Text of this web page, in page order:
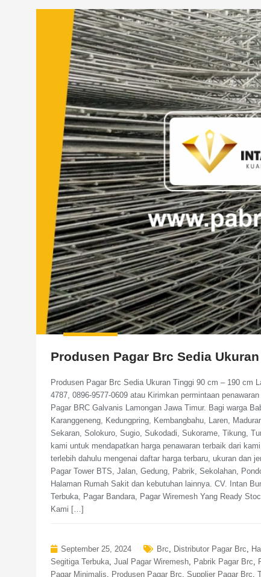
Produsen Pagar Brc Sedia
Produsen Pagar Brc Sedia Ukuran Tinggi 90 cm – 190 cm
4787, 0896-9577-0609 atau Kirimkan permintaan
Pagar BRC Galvanis Lamongan Jawa Timur. Bagi warga
Karanggeneng, Kedungpring, Kembangbahu, Laren,
Sekaran, Solokuro, Sugio, Sukodadi, Sukorame, Tikung,
kami untuk mendapatkan harga penawaran terbaik dari
terlebih dahulu mengenai daftar harga terbaru, ukuran dan
Pagar Tower BTS, Jalan, Gedung, Pabrik, Sekolahan,
Halaman Rumah Sakit dan kebutuhan lainnya. CV. Intan
Terbuka, Pagar Bandara, Pagar Wiremesh Yang Ready
Kami […]
September 25, 2024 Brc Distributor Pagar Brc
Segitiga Terbuka Jual Pagar Wiremesh Pabrik Pagar Brc
Pagar Minimalis
Produsen Pagar Brc Supplier Pagar Brc